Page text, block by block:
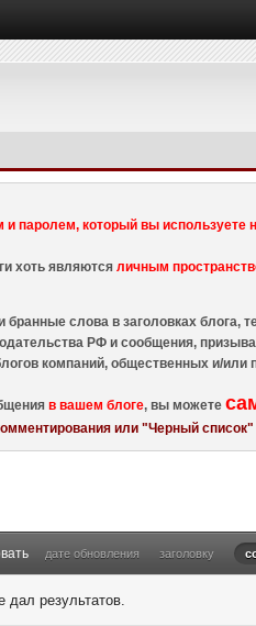
паролем, который вы используете
хоть являютсяличным
слова в заголовках блога,
РФ и сообщения,
компаний, общественных и/
в вашем блоге, вы можете
или "Черный список"
дате обновления заголовку
дал результатов.